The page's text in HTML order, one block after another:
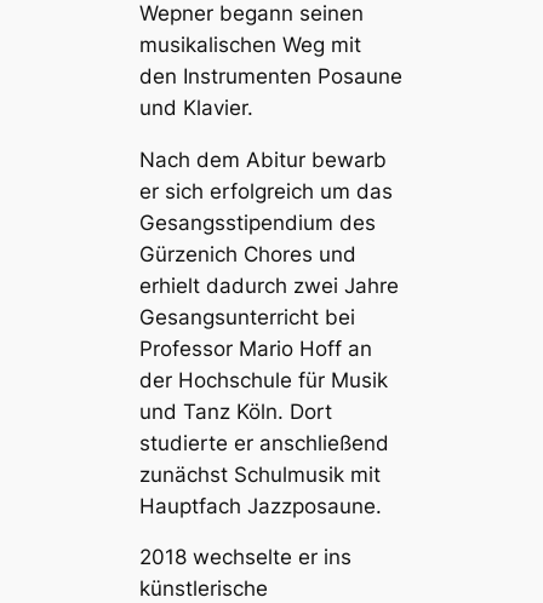
Wepner begann seinen
musikalischen Weg mit
den Instrumenten Posaune
und Klavier.
Nach dem Abitur bewarb
er sich erfolgreich um das
Gesangsstipendium des
Gürzenich Chores und
erhielt dadurch zwei Jahre
Gesangsunterricht bei
Professor Mario Hoff an
der Hochschule für Musik
und Tanz Köln. Dort
studierte er anschließend
zunächst Schulmusik mit
Hauptfach Jazzposaune.
2018 wechselte er ins
künstlerische